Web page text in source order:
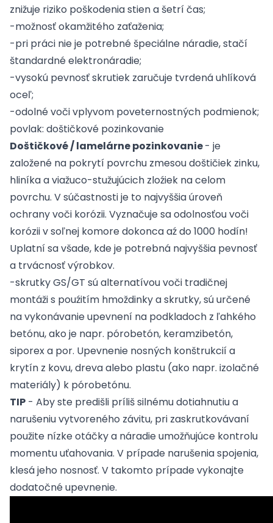
znižuje riziko poškodenia stien a šetrí čas;
-možnosť okamžitého zaťaženia;
-pri práci nie je potrebné špeciálne náradie, stačí
štandardné elektronáradie;
-vysokú pevnosť skrutiek zaručuje tvrdená uhlíková
oceľ;
-odolné voči vplyvom poveternostných podmienok;
povlak: doštičkové pozinkovanie
Doštičkové / lamelárne pozinkovanie- je
založené na pokrytí povrchu zmesou doštičiek zinku,
hliníka a viažuco-stužujúcich zloźiek na celom
povrchu. V súčastnosti je to najvyššia úroveň
ochrany voči korózii. Vyznačuje sa odolnosťou voči
korózii v soľnej komore dokonca aź do 1000 hodín!
Uplatní sa všade, kde je potrebná najvyššia pevnosť
a trvácnosť výrobkov.
-skrutky GS/GT sú alternatívou voči tradičnej
montáži s pouźitím hmoždinky a skrutky, sú určené
na vykonávanie upevnení na podkladoch z ľahkého
betónu, ako je napr. pórobetón, keramzibetón,
siporex a por. Upevnenie nosných konštrukcií a
krytín z kovu, dreva alebo plastu (ako napr. izolačné
materiály) k pórobetónu.
TIP - Aby ste predišli príliš silnému dotiahnutiu a
narušeniu vytvoreného závitu, pri zaskrutkovávaní
použite nízke otáčky a náradie umožňujúce kontrolu
momentu uťahovania. V prípade narušenia spojenia,
klesá jeho nosnosť. V takomto prípade vykonajte
dodatočné upevnenie.